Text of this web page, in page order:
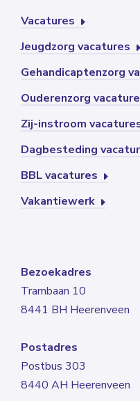
Vacatures
Jeugdzorg vacatures
Gehandicaptenzorg
Ouderenzorg
Zij-instroom
Dagbesteding
BBL vacatures
Vakantiewerk
Bezoekadres
Trambaan 10
8441 BH Heerenveen
Postadres
Postbus 303
8440 AH Heerenveen